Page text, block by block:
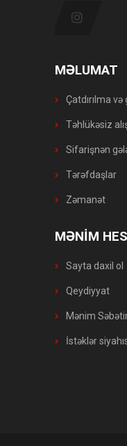
MƏLUMAT
Çatdırılma
Təhlükəsiz
Sifarişnən
Tərəfdaşlar
Zəmanət
MƏNİM
Sayta daxil ol
Qeydiyyat
Mənim
İstəklər